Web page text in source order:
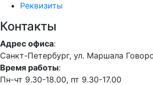
Реквизиты
Контакты
Адрес офиса:
Санкт-Петербург, ул. Маршала
Время работы:
Пн-чт 9.30-18.00, пт 9.30-17.00